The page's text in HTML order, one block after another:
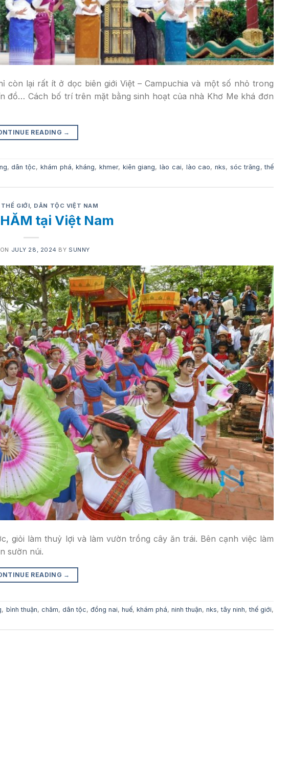
lại rất ít ở dọc biên giới Việt – Campuchia và một số nhỏ trong
đồ… Cách bố trí trên mặt bằng sinh hoạt của nhà Khơ Me khá đơn
READING →
,dân tộc, khám phá,kháng,khmer, kiên giang,lào cai, lào cao,nks, sóc trăng ,thế
GIỚI, DÂN TỘC VIỆT NAM
tại Việt Nam
JULY 28, 2024 BY SUNNY
giỏi làm thuỷ lợi và làm vườn trồng cây ăn trái. Bên cạnh việc làm
sườn núi.
READING →
, bình thuận, chăm, dân tộc, đồng nai, huế, khám phá, ninh thuận, nks,tây ninh,thế giới,